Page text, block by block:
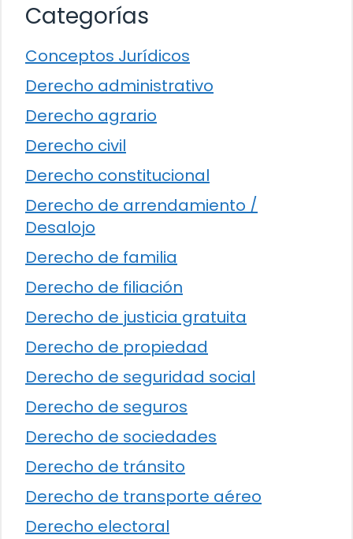
Categorías
Conceptos Jurídicos
Derecho administrativo
Derecho agrario
Derecho civil
Derecho constitucional
Derecho de arrendamiento /
Desalojo
Derecho de familia
Derecho de filiación
Derecho de justicia gratuita
Derecho de propiedad
Derecho de seguridad social
Derecho de seguros
Derecho de sociedades
Derecho de tránsito
Derecho de transporte aéreo
Derecho electoral